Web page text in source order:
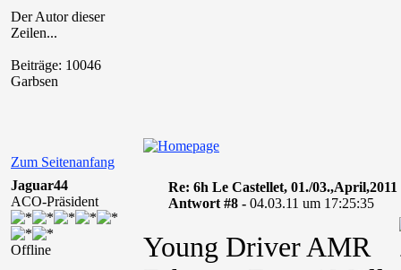
Der Autor dieser
Zeilen...
Beiträge: 10046
Garbsen
Zum Seitenanfang
Jaguar44
ACO-Präsident
Offline
Re: 6h Le Castellet, 01./03.,April,2011
Antwort #8 - 04.03.11 um 17:25:35
Young Driver AMR